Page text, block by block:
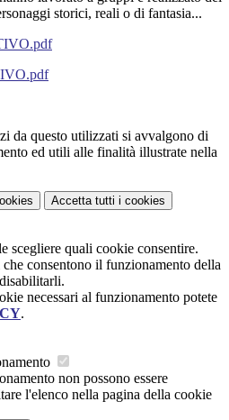
storici, reali o di fantasia...
da questo utilizzati si avvalgono di
ed utili alle finalità illustrate nella
Accetta tutti i cookies
scegliere quali cookie consentire.
consentono il funzionamento della
necessari al funzionamento potete
.
non possono essere
l'elenco nella pagina della cookie